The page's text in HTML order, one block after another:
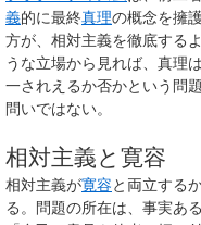
義的に最終真理の概念を擁
方が、相対主義を徹底する
うな立場から見れば、真理
一されえるか否かという問
問いではない。
相対主義と寛容
相対主義が寛容と両立する
る。問題の所在は、事実あ